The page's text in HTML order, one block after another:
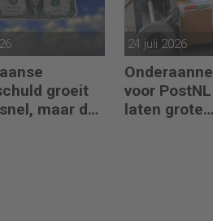
groeit
maar dat
24 juli 2026
voor
laten grote